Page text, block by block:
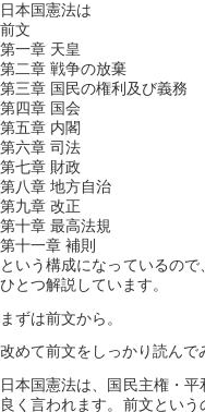
日本国憲法は
前文
第一章 天皇
第二章 戦争の放棄
第三章 国民の権利及び義務
第四章 国会
第五章 内閣
第六章 司法
第七章 財政
第八章 地方自治
第九章 改正
第十章 最高法規
第十一章 補則
という構成になっているの
ひとつ解説しています。
まずは前文から。
改めて前文をしっかり読ん
日本国憲法は、国民主権・
良く言われます。前文とい